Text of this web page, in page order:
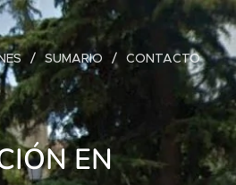
SUMARIO CONTACTO
EN